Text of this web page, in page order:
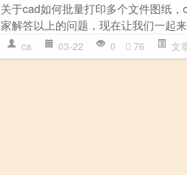
关于cad如何批量打印多个文件图纸
家解答以上的问题，现在让我们一起
ca 03-22 0 76 文